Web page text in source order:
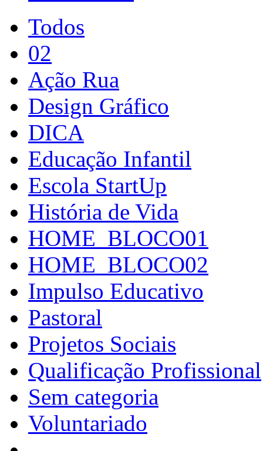
Todos
02
Ação Rua
Design Gráfico
DICA
Educação Infantil
Escola StartUp
História de Vida
HOME_BLOCO01
HOME_BLOCO02
Impulso Educativo
Pastoral
Projetos Sociais
Qualificação Profissional
Sem categoria
Voluntariado